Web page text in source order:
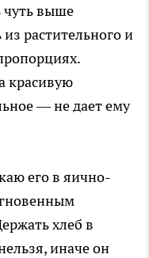
чуть выше
растительного и
красивую
— не дает ему
его в яично-
хлеб в
иначе он